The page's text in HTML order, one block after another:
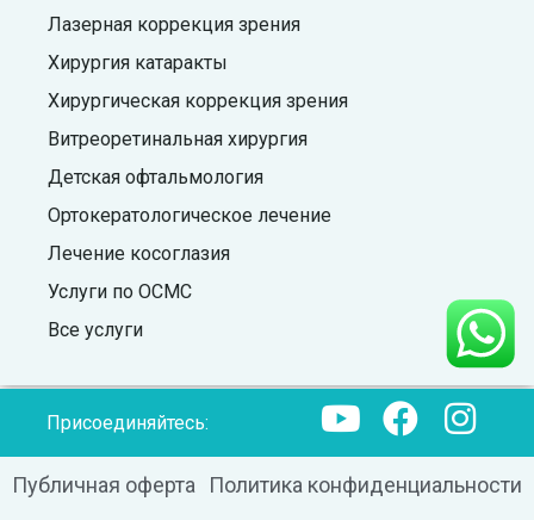
Лазерная коррекция зрения
Хирургия катаракты
Хирургическая коррекция зрения
Витреоретинальная хирургия
Детская офтальмология
Ортокератологическое лечение
Лечение косоглазия
Услуги по ОСМС
Все услуги
Присоединяйтесь:
Публичная оферта Политика конфиденциальности